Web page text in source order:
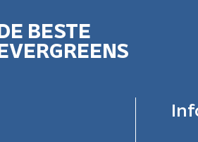
DE BESTE
EVERGREENS